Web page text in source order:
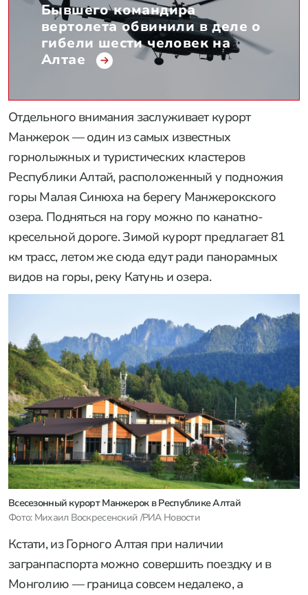
Бывшего командира
вертолета обвинили в деле о
гибели шести человек на
Алтае
Отдельного внимания заслуживает курорт
Манжерок — один из самых известных
горнолыжных и туристических кластеров
Республики Алтай, расположенный у подножия
горы Малая Синюха на берегу Манжерокского
озера. Подняться на гору можно по канатно-
кресельной дороге. Зимой курорт предлагает 81
км трасс, летом же сюда едут ради панорамных
видов на горы, реку Катунь и озера.
Всесезонный курорт Манжерок в Республике Алтай
Фото: Михаил Воскресенский /РИА Новости
Кстати, из Горного Алтая при наличии
загранпаспорта можно совершить поездку и в
Монголию — граница совсем недалеко, а